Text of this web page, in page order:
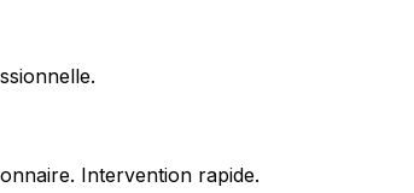
Intervention rapide.